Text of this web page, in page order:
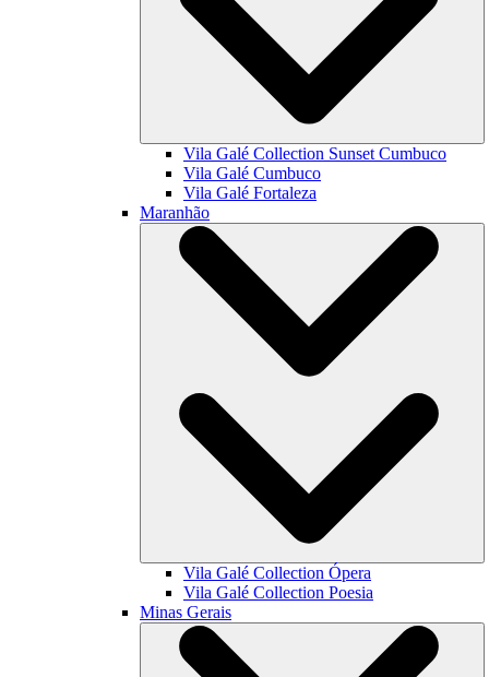
Vila Galé Collection Sunset Cumbuco
Vila Galé Cumbuco
Vila Galé Fortaleza
Maranhão
Vila Galé Collection Ópera
Vila Galé Collection Poesia
Minas Gerais